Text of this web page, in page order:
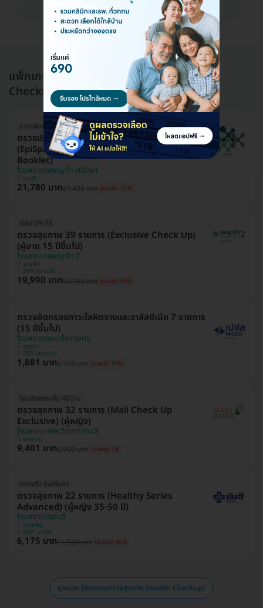
ดูรายละเอียด
แพ็กเกจอื่นใน โปรแกรมตรวจสุขภาพ (Health
Checkup)
ราคาพิเศษถึง 16 ส.ค. เท่านั้น
ตรวจประเมินอายุเซลล์และความเสื่อมของระบบอวัยวะ
(EpiSpan for Epigenetics 11 System with
Booklet)
โรงพยาบาลพญาไท ศรีราชา
ชลบุรี
21,780 บาท27,435 บาท ประหยัด 21%
ผ่อน 0% ได้
ตรวจสุขภาพ 39 รายการ (Exclusive Check Up)
(ผู้ชาย 15 ปีขึ้นไป)
โรงพยาบาลพญาไท 2
พญาไท
BTS สนามเป้า
19,990 บาท53,760 บาท ประหยัด 60%
ตรวจคัดกรองภาวะโลหิตจางและธาลัสซีเมีย 7 รายการ
(15 ปีขึ้นไป)
โรงพยาบาลเปาโล เกษตร
จตุจักร
BTS เสนานิคม
1,881 บาท2,708 บาท ประหยัด 31%
โอนจ่ายลดเพิ่ม 400 บ.
ตรวจสุขภาพ 32 รายการ (Mali Check Up
Exclusive) (ผู้หญิง)
โรงพยาบาลสหวิทยาการมะลิ
บางบอน
9,401 บาท9,900 บาท ประหยัด 1%
จองฟรี! จ่ายทีหลัง
ตรวจสุขภาพ 22 รายการ (Healthy Series
Advanced) (ผู้หญิง 35-50 ปี)
โรงพยาบาลยันฮี
บางพลัด
MRT บางอ้อ
6,175 บาท11,500 บาท ประหยัด 46%
ดูหมวด โปรแกรมตรวจสุขภาพ (Health Checkup)